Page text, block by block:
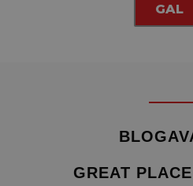
GAL
GREAT